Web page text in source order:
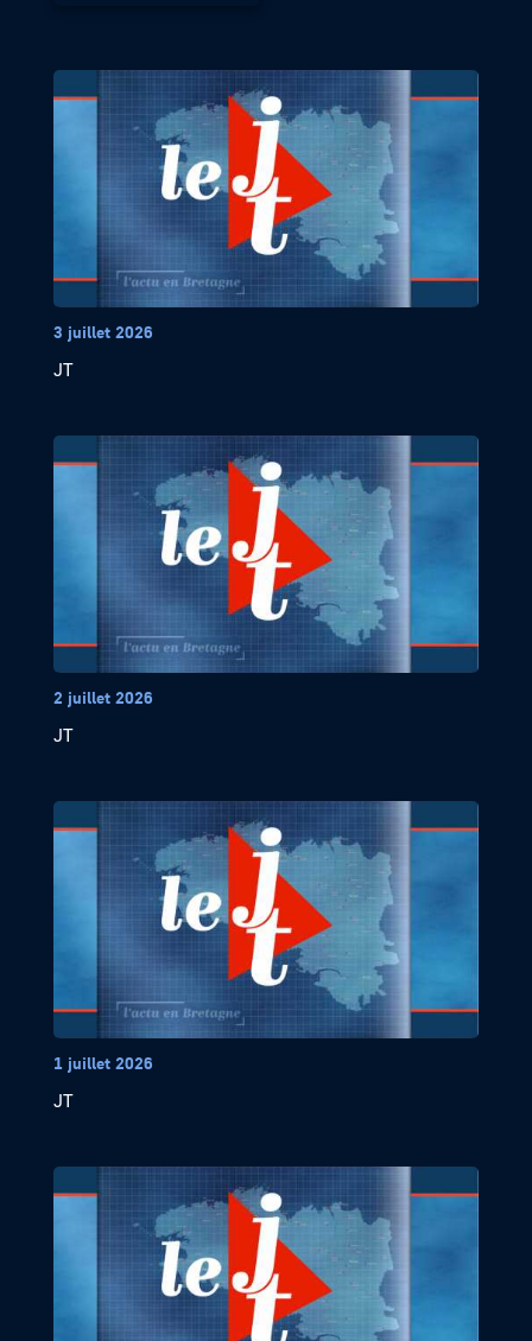
3 juillet 2026
JT
2 juillet 2026
JT
1 juillet 2026
JT